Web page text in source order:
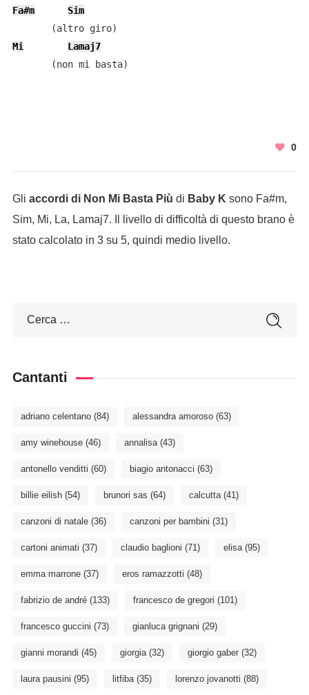
Fa#m
Sim
Mi
Lamaj7
       (non mi basta)
0
Gli accordi di Non Mi Basta Più di Baby K sono Fa#m,
Sim, Mi, La, Lamaj7. Il livello di difficoltà di questo brano è
stato calcolato in 3 su 5, quindi medio livello.
Cantanti
adriano celentano(84) alessandra amoroso(63)
amy winehouse(46) annalisa(43)
antonello venditti (60) biagio antonacci (63)
billie eilish(54) brunori sas (64) calcutta(41)
canzoni di natale(36) canzoni per bambini (31)
cartoni animati (37) claudio baglioni (71) elisa(95)
emma marrone(37) eros ramazzotti (48)
fabrizio de andré(133) francesco de gregori (101)
francesco guccini (73) gianluca grignani (29)
gianni morandi (45) giorgia(32) giorgio gaber(32)
laura pausini (95) litfiba(35) lorenzo jovanotti (88)